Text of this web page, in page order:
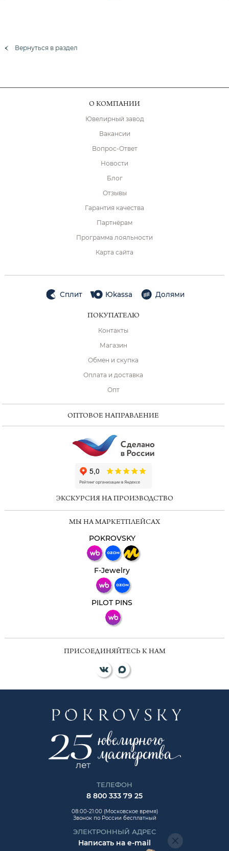
Вернуться в раздел
О КОМПАНИИ
Ювелирный завод
Вакансии
Вопрос-Ответ
Новости
Блог
Отзывы
Гарантия качества
Партнёрам
Программа лояльности
Карта сайта
Сплит Юkassa Долями
ПОКУПАТЕЛЮ
Контакты
Магазин
Обмен и скупка
Оплата и доставка
Опт
ОПТОВОЕ НАПРАВЛЕНИЕ
ЭКСКУРСИЯ НА ПРОИЗВОДСТВО
МЫ НА МАРКЕТПЛЕЙСАХ
POKROVSKY
F-Jewelry
PILOT PINS
ПРИСОЕДИНЯЙТЕСЬ К НАМ
ТЕЛЕФОН
8 800 333 79 25
08:00-21:00 (Московское время)
Звонок по России бесплатный
ЭЛЕКТРОННЫЙ АДРЕС
Написать на e-mail